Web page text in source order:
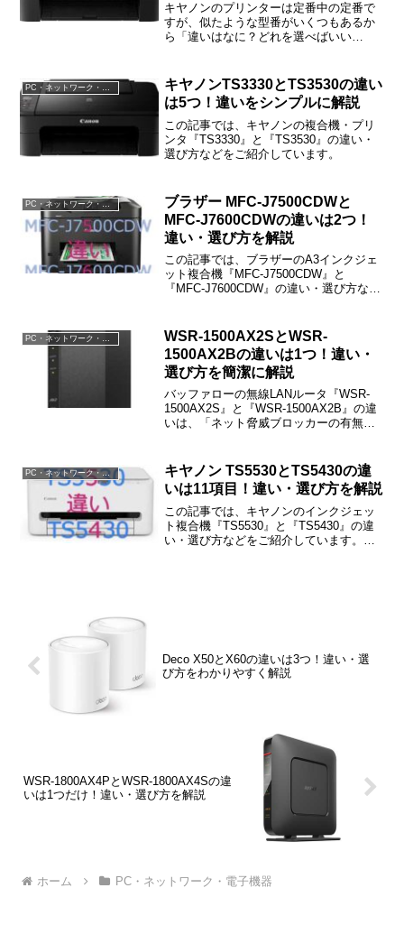
キヤノンのプリンターは定番中の定番で
すが、似たような型番がいくつもあるか
ら「違いはなに？どれを選べばいい
違いなどをご紹介しますね。最初に結論
だけ簡単にご紹介し...
キヤノンTS3330とTS3530の違い
は5つ！違いをシンプルに解説
この記事では、キヤノンの複合機・プリ
ンタ『TS3330』と『TS3530』の違い・
選び方などをご紹介しています。
PC・ネットワーク・電子機器
ブラザー MFC-J7500CDWと
MFC-J7600CDWの違いは2つ！
違い・選び方を解説
この記事では、ブラザーのA3インクジェ
ット複合機『MFC-J7500CDW』と
『MFC-J7600CDW』の違い・選び方など
（給紙枚数）」「サイズ・重量」の2つだ
けで、その他は同じです。
PC・ネットワーク・電子機器
WSR-1500AX2SとWSR-
1500AX2Bの違いは1つ！違い・
選び方を簡潔に解説
バッファローの無線LANルータ『WSR-
1500AX2S』と『WSR-1500AX2B』の違
いは、「ネット脅威ブロッカーの有無」
び方などをご紹介しています。
PC・ネットワーク・電子機器
キヤノン TS5530とTS5430の違
いは11項目！違い・選び方を解説
この記事では、キヤノンのインクジェッ
ト複合機『TS5530』と『TS5430』の違
い・選び方などをご紹介しています。
Deco X50とX60の違いは3つ！違い・選
び方をわかりやすく解説
WSR-1800AX4PとWSR-1800AX4Sの違
いは1つだけ！違い・選び方を解説
ホーム PC・ネットワーク・電子機器